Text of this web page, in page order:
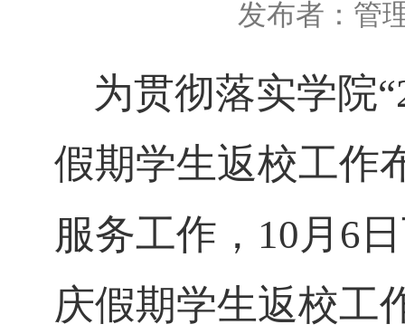
发布者：管
为贯彻落实学院
假期学生返校工作
服务工作，10月6
庆假期学生返校工